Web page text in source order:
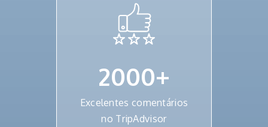
2000+
Excelentes comentários
no TripAdvisor